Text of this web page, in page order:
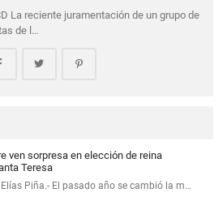
La reciente juramentación de un grupo de
de l…
ven sorpresa en elección de reina
Teresa
Piña.- El pasado año se cambió la m…